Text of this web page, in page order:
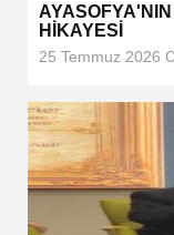
HİKAYESİ
25 Temmuz 2026